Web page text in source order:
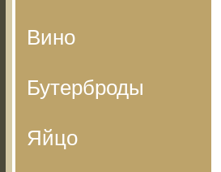
Вино
Бутерброды
Яйцо